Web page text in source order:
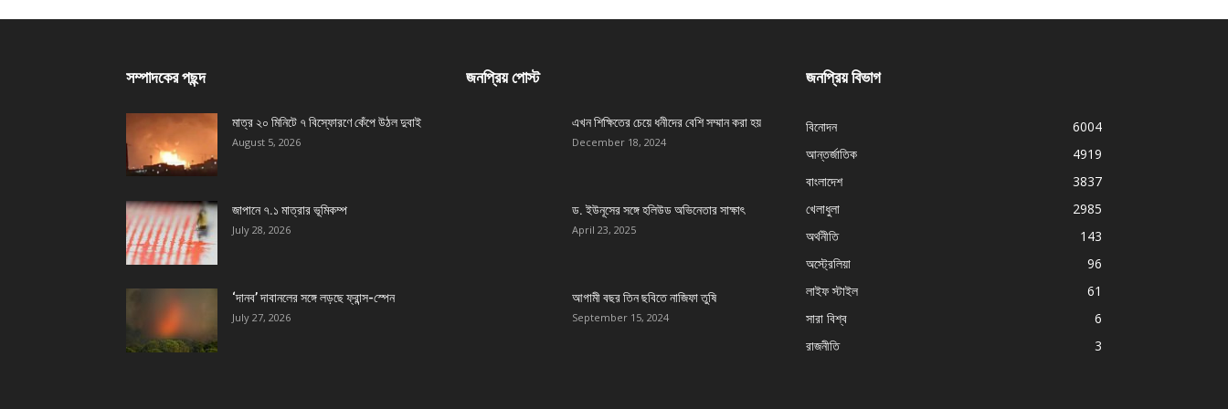
সম্পাদকের পছন্দ
মাত্র ২০ মিনিটে ৭ বিস্ফোরণে কেঁপে উঠল দুবাই
August 5, 2026
জাপানে ৭.১ মাত্রার ভূমিকম্প
July 28, 2026
‘দানব’ দাবানলের সঙ্গে লড়ছে ফ্রান্স-স্পেন
July 27, 2026
জনপ্রিয় পোস্ট
এখন শিক্ষিতের চেয়ে ধনীদের বেশি সম্মান করা হয়
December 18, 2024
ড. ইউনূসের সঙ্গে হলিউড অভিনেতার সাক্ষাৎ
April 23, 2025
আগামী বছর তিন ছবিতে নাজিফা তুষি
September 15, 2024
জনপ্রিয় বিভাগ
বিনোদন
6004
আন্তর্জাতিক
4919
বাংলাদেশ
3837
খেলাধুলা
2985
অর্থনীতি
143
অস্ট্রেলিয়া
96
লাইফ স্টাইল
61
সারা বিশ্ব
6
রাজনীতি
3